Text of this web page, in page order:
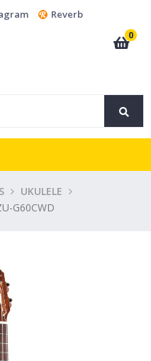
Reverb
0
UKULELE
G60CWD